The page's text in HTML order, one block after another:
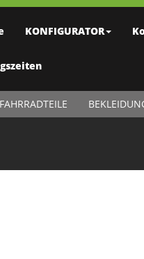
KONFIGURATOR
FAHRRADTEILE